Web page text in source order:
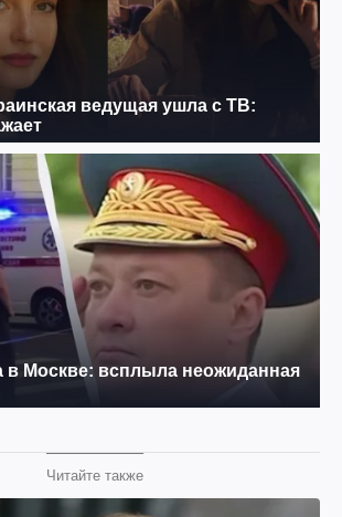
Читайте также